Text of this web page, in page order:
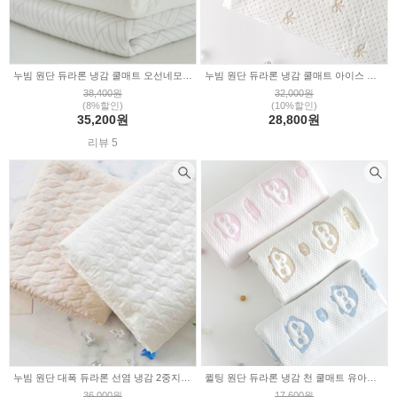
38,400원
(8%할인)
35,200원
리뷰 5
32,000원
(10%할인)
28,800원
누빔 원단 대폭 듀라론 선염 냉감 2중지 냉장고 하트 2color a3527
퀼팅 원단 듀라론 냉감 천 쿨매트 유아패드 펭귄 3color E1066